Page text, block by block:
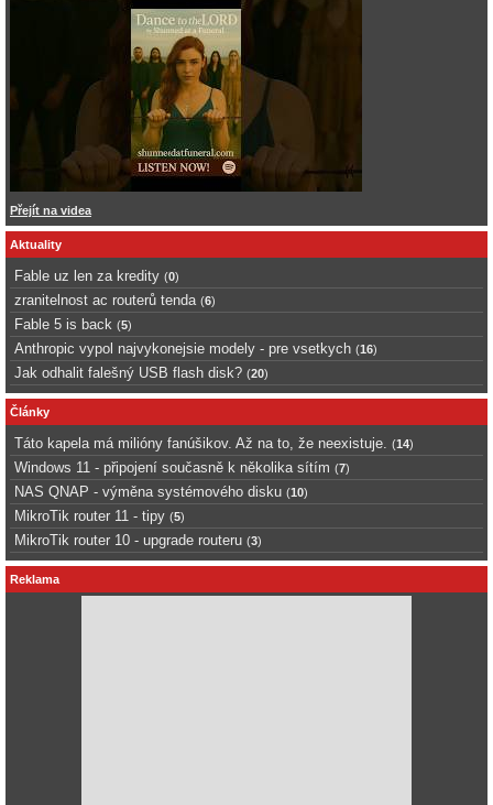
Přejít na videa
Aktuality
Fable uz len za kredity (0)
zranitelnost ac routerů tenda (6)
Fable 5 is back (5)
Anthropic vypol najvykonejsie modely - pre vsetkych (16)
Jak odhalit falešný USB flash disk? (20)
Články
Táto kapela má milióny fanúšikov. Až na to, že neexistuje. (14)
Windows 11 - připojení současně k několika sítím (7)
NAS QNAP - výměna systémového disku (10)
MikroTik router 11 - tipy (5)
MikroTik router 10 - upgrade routeru (3)
Reklama